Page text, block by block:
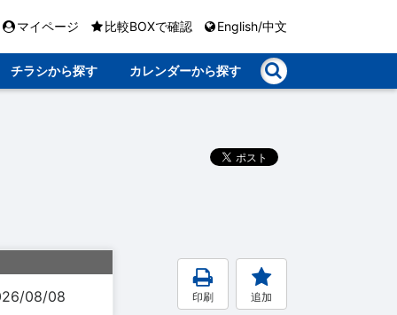
マイページ 比較BOXで確認 English/中文
チラシから探す カレンダーから探す
08/08 印刷 追加